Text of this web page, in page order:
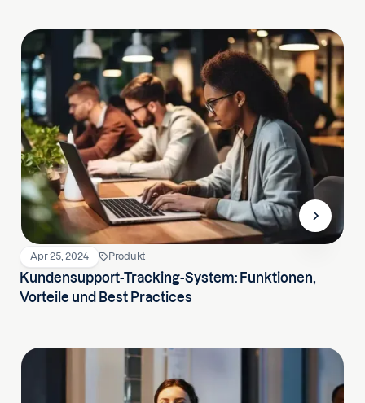
Apr 25, 2024 Produkt
Kundensupport-Tracking-System: Funktionen,
Vorteile und Best Practices